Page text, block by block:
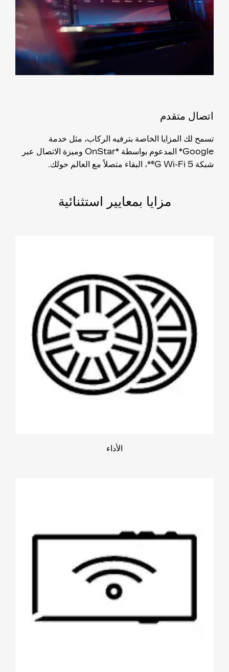
اتصال متقدم
تسمح لك المزايا الخاصة بترفيه الركاب، مثل خدمة
Google* المدعوم بواسطة *OnStar وميزة الاتصال عبر
شبكة 5 G Wi-Fi®*، البقاء متصلاً مع العالم حولك.
مزايا بمعايير استثنائية
الأداء